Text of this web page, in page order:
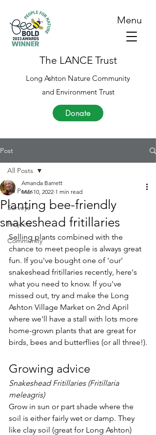
The LANCE Trust
Long Ashton Nature Community
and Environment Trust
Menu
Donate
Post
All Posts
Surveys
Projects
Community
All Posts
Planting bee-friendly
snakeshead fritillaries
Amanda Barrett
Mar 10, 2022 1 min read
Selling plants combined with the
chance to meet people is always great
fun. If you've bought one of 'our'
snakeshead fritillaries recently, here's
what you need to know. If you've
missed out, try and make the Long
Ashton Village Market on 2nd April
where we'll have a stall with lots more
home-grown plants that are great for
birds, bees and butterflies (or all three!).
Growing advice
Snakeshead Fritillaries (Fritillaria
meleagris)
Grow in sun or part shade where the
soil is either fairly wet or damp. They
like clay soil (great for Long Ashton)